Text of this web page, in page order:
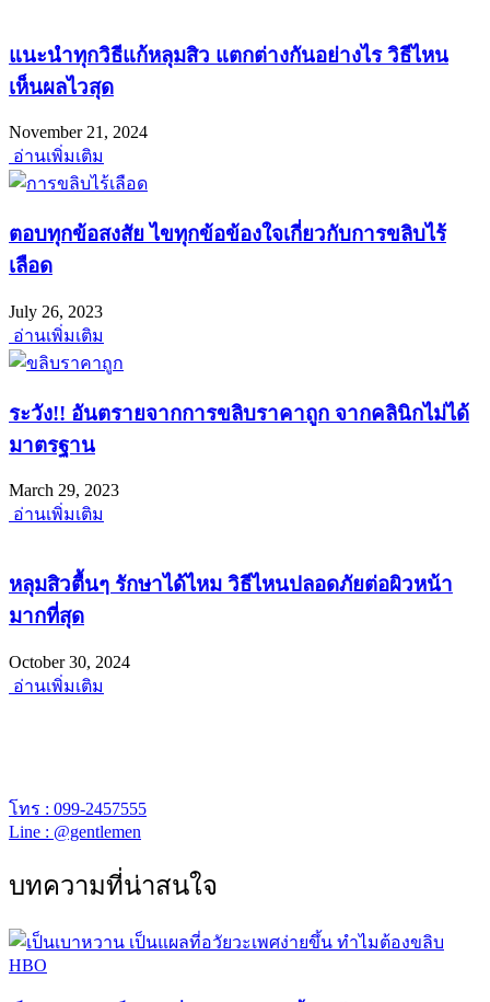
แนะนำทุกวิธีแก้หลุมสิว แตกต่างกันอย่างไร วิธีไหน
เห็นผลไวสุด
November 21, 2024
อ่านเพิ่มเติม
ตอบทุกข้อสงสัย ไขทุกข้อข้องใจเกี่ยวกับการขลิบไร้
เลือด
July 26, 2023
อ่านเพิ่มเติม
ระวัง!! อันตรายจากการขลิบราคาถูก จากคลินิกไม่ได้
มาตรฐาน
March 29, 2023
อ่านเพิ่มเติม
หลุมสิวตื้นๆ รักษาได้ไหม วิธีไหนปลอดภัยต่อผิวหน้า
มากที่สุด
October 30, 2024
อ่านเพิ่มเติม
โทร : 099-2457555
Line : @gentlemen
บทความที่น่าสนใจ